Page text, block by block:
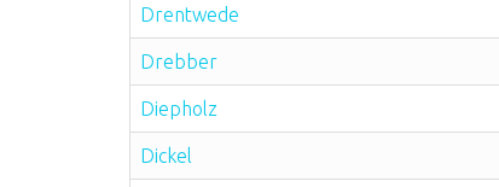
Drentwede
Drebber
Diepholz
Dickel